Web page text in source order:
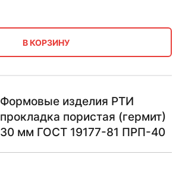
В КОРЗИНУ
Формовые изделия РТИ
прокладка пористая (гермит)
30 мм ГОСТ 19177-81 ПРП-40